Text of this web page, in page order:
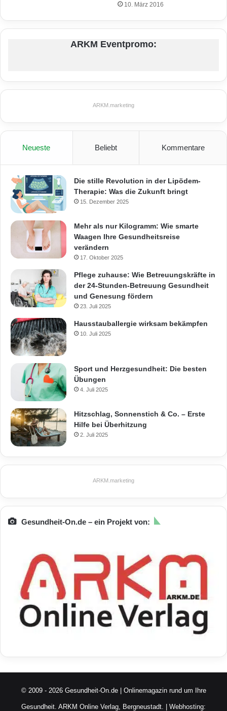
10. März 2016
ARKM Eventpromo:
ARKM.marketing
Neueste Beliebt Kommentare
Die stille Revolution in der Lipödem-
Therapie: Was die Zukunft bringt
15. Dezember 2025
Mehr als nur Kilogramm: Wie smarte
Waagen Ihre Gesundheitsreise
verändern
17. Oktober 2025
Pflege zuhause: Wie Betreuungskräfte in
der 24-Stunden-Betreuung Gesundheit
und Genesung fördern
23. Juli 2025
Hausstauballergie wirksam bekämpfen
10. Juli 2025
Sport und Herzgesundheit: Die besten
Übungen
4. Juli 2025
Hitzschlag, Sonnenstich & Co. – Erste
Hilfe bei Überhitzung
2. Juli 2025
ARKM.marketing
Gesundheit-On.de – ein Projekt von:
© 2009 - 2026 Gesundheit-On.de | Onlinemagazin rund um Ihre
Gesundheit. ARKM Online Verlag, Bergneustadt. | Webhosting: